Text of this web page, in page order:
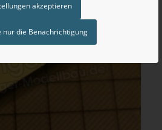
akzeptieren
nur die Benachrichtigung